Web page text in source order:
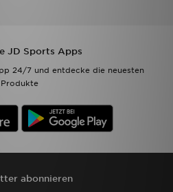
JD Sports Apps
24/7 und entdecke die neuesten
Produkte
abonnieren